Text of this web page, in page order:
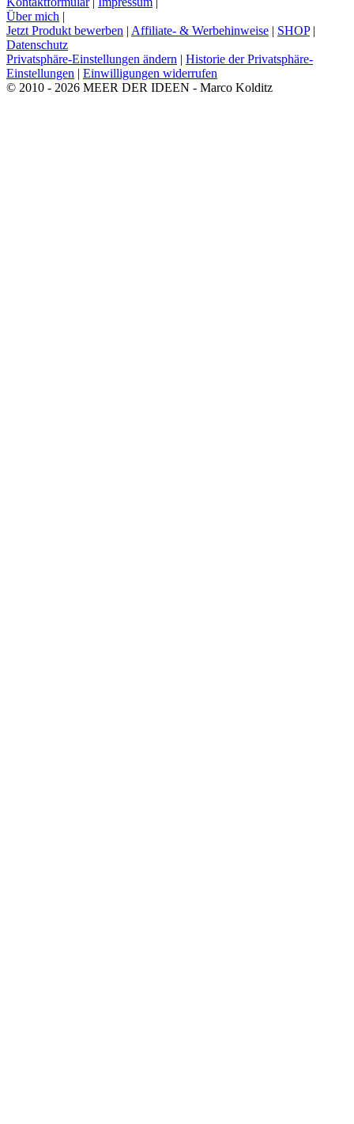
Über mich |
Jetzt Produkt bewerben | Affiliate- & Werbehinweise | SHOP|
Datenschutz
Privatsphäre-Einstellungen ändern | Historie der Privatsphäre-
Einstellungen | Einwilligungen widerrufen
© 2010 - 2026 MEER DER IDEEN - Marco Kolditz